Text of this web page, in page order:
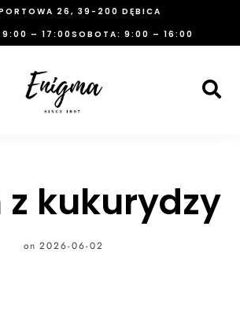
26, 39-200 DĘBICA
9:00 – 17:00SOBOTA: 9:00 – 16:00
z kukurydzy
on 2026-06-02